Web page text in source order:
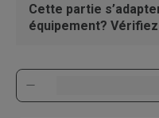
Cette partie
équipement?